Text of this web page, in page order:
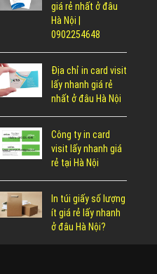
giá rẻ nhất ở đâu
Hà Nội |
0902254648
Địa chỉ in card visit
lấy nhanh giá rẻ
nhất ở đâu Hà Nội
Công ty in card
visit lấy nhanh giá
rẻ tại Hà Nội
In túi giấy số lượng
ít giá rẻ lấy nhanh
ở đâu Hà Nội?